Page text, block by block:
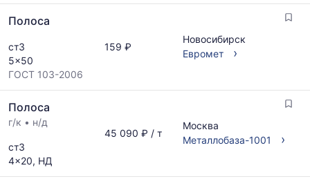
мере
обновления
листов.
Полоса
ст3
5x50
ГОСТ 103-2006
159 ₽
Новосибирск
Евромет
›
Полоса
г/к • н/д
ст3
4x20, НД
45 090 ₽ / т
Москва
Металлобаза-1001
›